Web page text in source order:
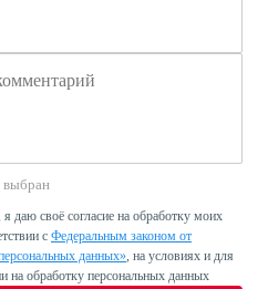
выбран
даю своё согласие на обработку моих
с Федеральным законом от
данных», на условиях и для
на обработку персональных данных